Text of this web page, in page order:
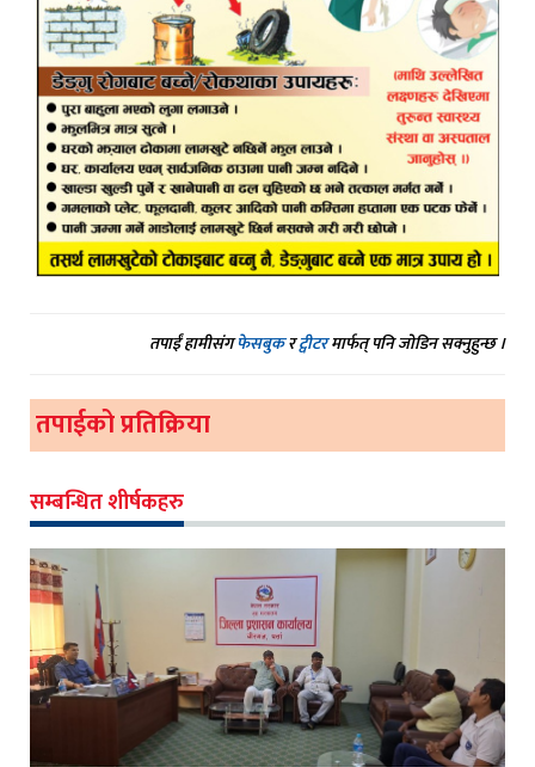
तपाईं हामीसंगफेसबुकरट्वीटरमार्फत् पनि जोडिन सक्नुहुन्छ ।
तपाईको प्रतिक्रिया
सम्बन्धित शीर्षकहरु